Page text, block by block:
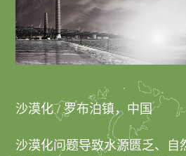
沙漠化 / 罗布泊镇，中国
沙漠化问题导致水源匮乏、自